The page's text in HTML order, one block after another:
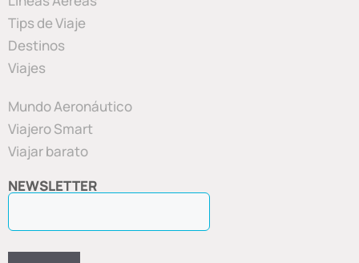
Tips de Viaje
Destinos
Viajes
Mundo Aeronáutico
Viajero Smart
Viajar barato
NEWSLETTER